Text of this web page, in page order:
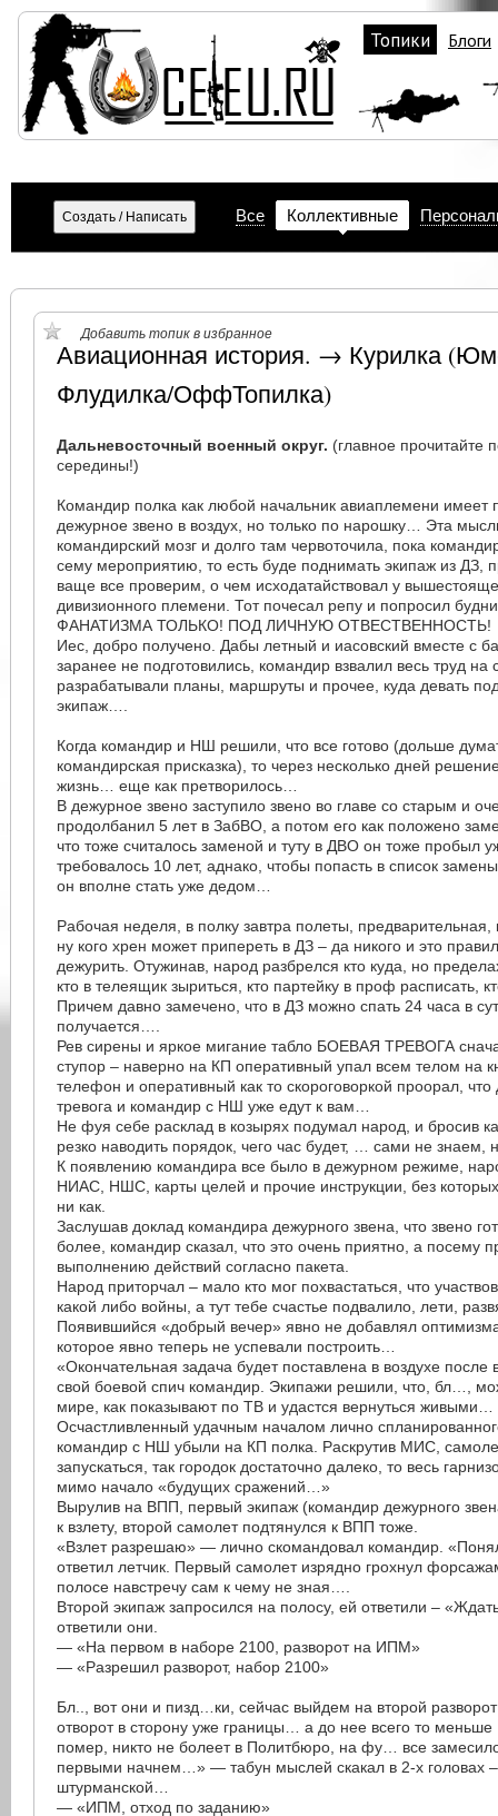
Топики Блоги
Все Коллективные
Добавить топик в избранное
Авиационная история. → Курилка
Флудилка/ОффТопилка)
Дальневосточный военный округ. (главное прочитайте
середины!)
Командир полка как любой начальник авиаплемени имеет
дежурное звено в воздух, но только по нарошку… Эта
командирский мозг и долго там червоточила, пока
сему мероприятию, то есть буде поднимать экипаж из ДЗ,
ваще все проверим, о чем исходатайствовал у
дивизионного племени. Тот почесал репу и попросил
ФАНАТИЗМА ТОЛЬКО! ПОД ЛИЧНУЮ ОТВЕСТВЕННОСТЬ!
Иес, добро получено. Дабы летный и иасовский вместе с
заранее не подготовились, командир взвалил весь труд
разрабатывали планы, маршруты и прочее, куда девать
экипаж….
Когда командир и НШ решили, что все готово (дольше
командирская присказка), то через несколько дней
жизнь… еще как претворилось…
В дежурное звено заступило звено во главе со старым и
продолбанил 5 лет в ЗабВО, а потом его как положено
что тоже считалось заменой и туту в ДВО он тоже пробыл
требовалось 10 лет, аднако, чтобы попасть в список
он вполне стать уже дедом…
Рабочая неделя, в полку завтра полеты, предварительная,
ну кого хрен может припереть в ДЗ – да никого и это
дежурить. Отужинав, народ разбрелся кто куда, но
кто в телеящик зыриться, кто партейку в проф расписать,
Причем давно замечено, что в ДЗ можно спать 24 часа в
получается….
Рев сирены и яркое мигание табло БОЕВАЯ ТРЕВОГА
ступор – наверно на КП оперативный упал всем телом на
телефон и оперативный как то скороговоркой проорал, что
тревога и командир с НШ уже едут к вам…
Не фуя себе расклад в козырях подумал народ, и бросив
резко наводить порядок, чего час будет, … сами не знаем,
К появлению командира все было в дежурном режиме,
НИАС, НШС, карты целей и прочие инструкции, без
ни как.
Заслушав доклад командира дежурного звена, что звено
более, командир сказал, что это очень приятно, а посему
выполнению действий согласно пакета.
Народ приторчал – мало кто мог похвастаться, что
какой либо войны, а тут тебе счастье подвалило, лети,
Появившийся «добрый вечер» явно не добавлял
которое явно теперь не успевали построить…
«Окончательная задача будет поставлена в воздухе после
свой боевой спич командир. Экипажи решили, что, бл…,
мире, как показывают по ТВ и удастся вернуться живыми…
Осчастливленный удачным началом лично
командир с НШ убыли на КП полка. Раскрутив МИС,
запускаться, так городок достаточно далеко, то весь
мимо начало «будущих сражений…»
Вырулив на ВПП, первый экипаж (командир дежурного
к взлету, второй самолет подтянулся к ВПП тоже.
«Взлет разрешаю» — лично скомандовал командир.
ответил летчик. Первый самолет изрядно грохнул
полосе навстречу сам к чему не зная….
Второй экипаж запросился на полосу, ей ответили –
ответили они.
— «На первом в наборе 2100, разворот на ИПМ»
— «Разрешил разворот, набор 2100»
Бл.., вот они и пизд…ки, сейчас выйдем на второй
отворот в сторону уже границы… а до нее всего то меньше
помер, никто не болеет в Политбюро, на фу… все
первыми начнем…» — табун мыслей скакал в 2-х головах
штурманской…
— «ИПМ, отход по заданию»